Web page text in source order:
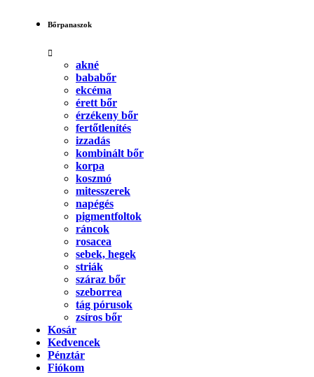
Bőrpanaszok
akné
bababőr
ekcéma
érett bőr
érzékeny bőr
fertőtlenítés
izzadás
kombinált bőr
korpa
koszmó
mitesszerek
napégés
pigmentfoltok
ráncok
rosacea
sebek, hegek
striák
száraz bőr
szeborrea
tág pórusok
zsíros bőr
Kosár
Kedvencek
Pénztár
Fiókom